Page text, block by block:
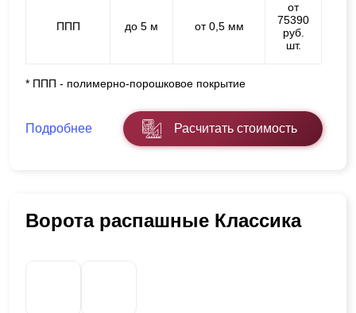
ППП до 5 м от 0,5 мм
от
75390
руб.
шт.
* ППП - полимерно-порошковое покрытие
Подробнее Расчитать стоимость
Ворота распашные Классика